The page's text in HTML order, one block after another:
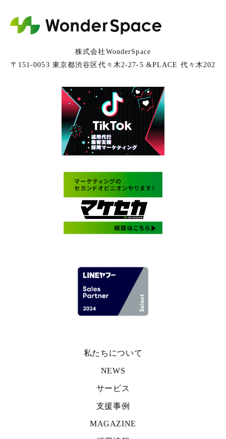
株式会社WonderSpace
〒151-0053 東京都渋谷区代々木2-27-5 &PLACE 代々木202
私たちについて
NEWS
サービス
支援事例
MAGAZINE